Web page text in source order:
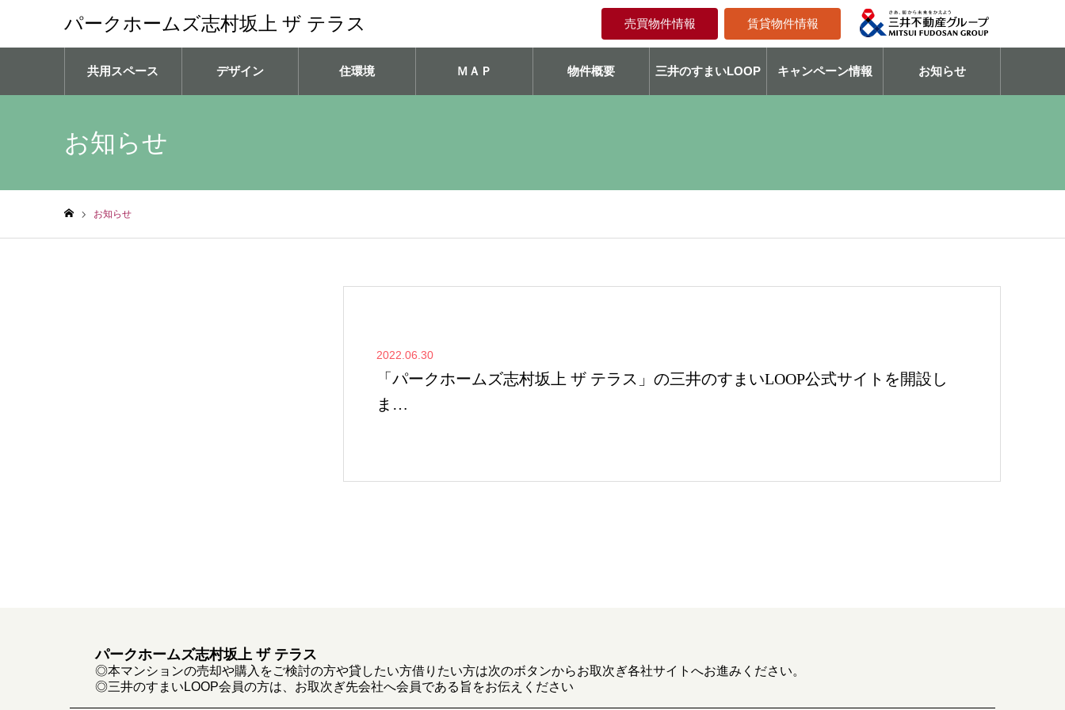
パークホームズ志村坂上 ザ テラス 売買物件情報 賃貸物件情報
共用スペース デザイン 住環境 ＭＡＰ 物件概要 三井のすまいLOOP キャンペーン情報 お知らせ
お知らせ
お知らせ
2022.06.30
「パークホームズ志村坂上 ザ テラス」の三井のすまいLOOP公式サイトを開設し
ま…
パークホームズ志村坂上 ザ テラス
◎本マンションの売却や購入をご検討の方や貸したい方借りたい方は次のボタンからお取次ぎ各社サイトへお進みください。
◎三井のすまいLOOP会員の方は、お取次ぎ先会社へ会員である旨をお伝えください